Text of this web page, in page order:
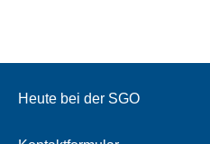
Heute bei der SGO